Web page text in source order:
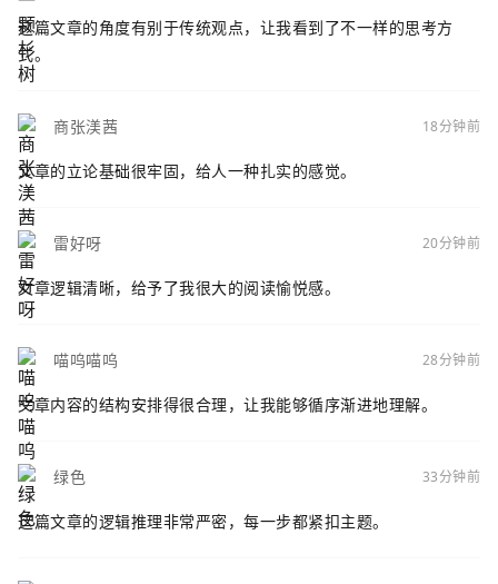
这篇文章的角度有别于传统观点，让我看到了不一样的思考方
式。
商张渼茜 18分钟前
文章的立论基础很牢固，给人一种扎实的感觉。
雷好呀 20分钟前
文章逻辑清晰，给予了我很大的阅读愉悦感。
喵呜喵呜 28分钟前
文章内容的结构安排得很合理，让我能够循序渐进地理解。
绿色 33分钟前
这篇文章的逻辑推理非常严密，每一步都紧扣主题。